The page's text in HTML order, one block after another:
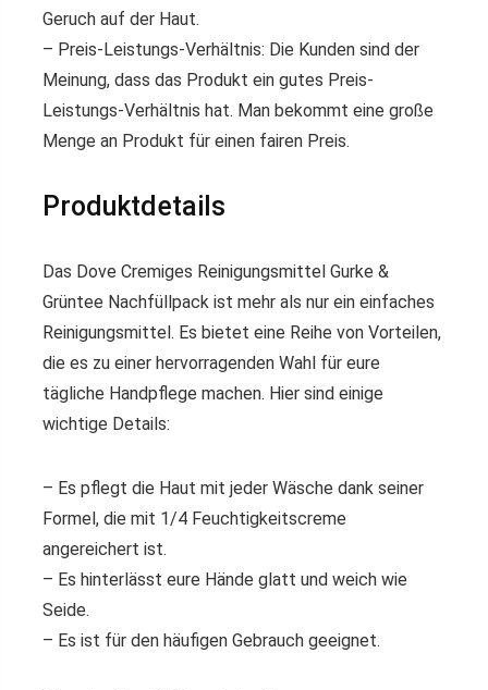
Geruch auf der Haut.
– Preis-Leistungs-Verhältnis: Die Kunden sind der
Meinung, dass das Produkt ein gutes Preis-
Leistungs-Verhältnis hat. Man bekommt eine große
Menge an Produkt für einen fairen Preis.
Produktdetails
Das Dove Cremiges Reinigungsmittel Gurke &
Grüntee Nachfüllpack ist mehr als nur ein einfaches
Reinigungsmittel. Es bietet eine Reihe von Vorteilen,
die es zu einer hervorragenden Wahl für eure
tägliche Handpflege machen. Hier sind einige
wichtige Details:
– Es pflegt die Haut mit jeder Wäsche dank seiner
Formel, die mit 1/4 Feuchtigkeitscreme
angereichert ist.
– Es hinterlässt eure Hände glatt und weich wie
Seide.
– Es ist für den häufigen Gebrauch geeignet.